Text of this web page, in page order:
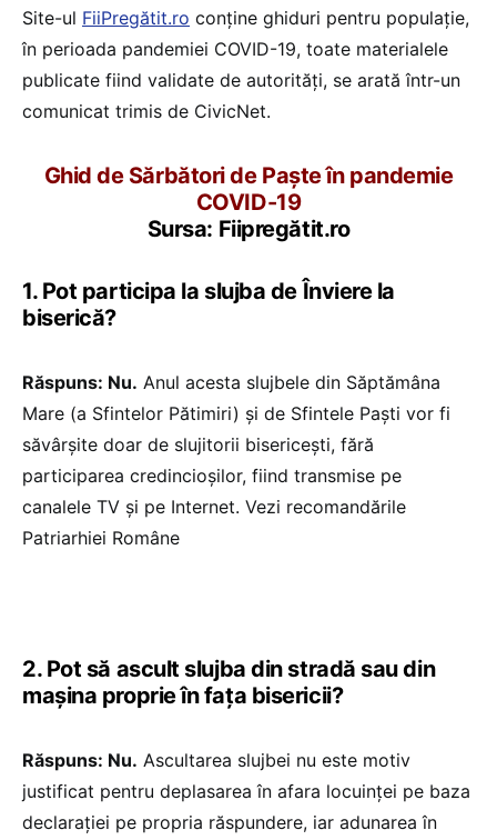
Site-ul FiiPregătit.ro conține ghiduri pentru populație,
în perioada pandemiei COVID-19, toate materialele
publicate fiind validate de autorități, se arată într-un
comunicat trimis de CivicNet.
Ghid de Sărbători de Paște în pandemie
COVID-19
Sursa: Fiipregătit.ro
1. Pot participa la slujba de Înviere la
biserică?
Răspuns: Nu. Anul acesta slujbele din Săptămâna
Mare (a Sfintelor Pătimiri) și de Sfintele Paşti vor fi
săvârșite doar de slujitorii bisericești, fără
participarea credincioșilor, fiind transmise pe
canalele TV și pe Internet. Vezi recomandările
Patriarhiei Române
2. Pot să ascult slujba din stradă sau din
mașina proprie în fața bisericii?
Răspuns: Nu. Ascultarea slujbei nu este motiv
justificat pentru deplasarea în afara locuinței pe baza
declarației pe propria răspundere, iar adunarea în